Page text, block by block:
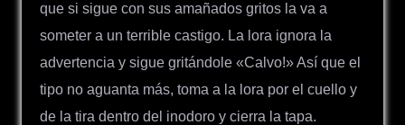
que si sigue con sus amañados gritos la va a
someter a un terrible castigo. La lora ignora la
advertencia y sigue gritándole «Calvo!» Así que el
tipo no aguanta más, toma a la lora por el cuello y
de la tira dentro del inodoro y cierra la tapa.